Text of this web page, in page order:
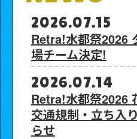
2026.07.15
Retra!水都祭2026
場チーム決定!
2026.07.14
Retra!水都祭2026
交通規制・立ち入
らせ